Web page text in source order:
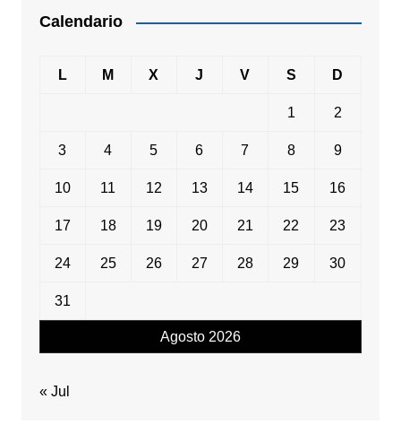
Calendario
Agosto 2026
L M X J V S D
1 2
3 4 5 6 7 8 9
10 11 12 13 14 15 16
17 18 19 20 21 22 23
24 25 26 27 28 29 30
31
« Jul